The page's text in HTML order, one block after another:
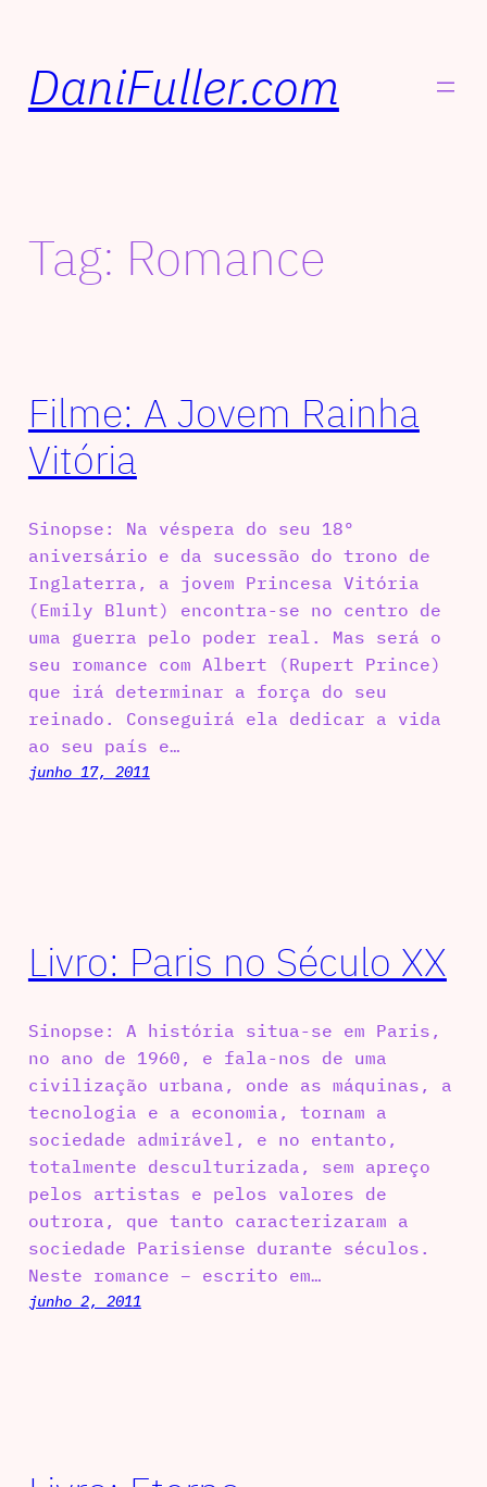
DaniFuller.com
Tag: Romance
Filme: A Jovem Rainha
Vitória
Sinopse: Na véspera do seu 18º
aniversário e da sucessão do trono de
Inglaterra, a jovem Princesa Vitória
(Emily Blunt) encontra-se no centro de
uma guerra pelo poder real. Mas será o
seu romance com Albert (Rupert Prince)
que irá determinar a força do seu
reinado. Conseguirá ela dedicar a vida
ao seu país e…
junho 17, 2011
Livro: Paris no Século XX
Sinopse: A história situa-se em Paris,
no ano de 1960, e fala-nos de uma
civilização urbana, onde as máquinas, a
tecnologia e a economia, tornam a
sociedade admirável, e no entanto,
totalmente desculturizada, sem apreço
pelos artistas e pelos valores de
outrora, que tanto caracterizaram a
sociedade Parisiense durante séculos.
Neste romance – escrito em…
junho 2, 2011